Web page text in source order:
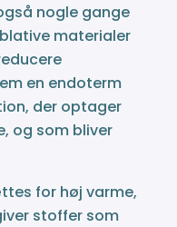
nogle gange
materialer
en endoterm
der optager
og som bliver
for høj varme,
stoffer som